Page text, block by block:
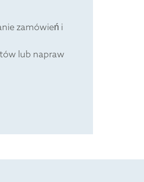
zamówień i
lub napraw